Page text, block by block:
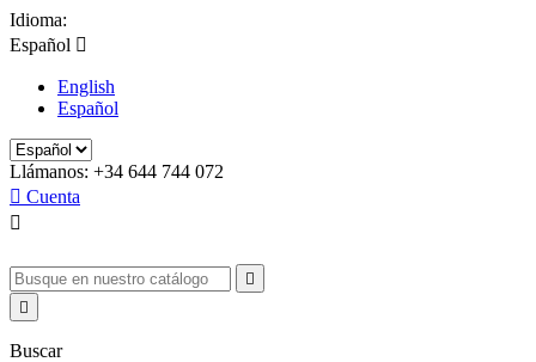
Idioma:
Español 
English
Español
Llámanos: +34 644 744 072
 Cuenta



Buscar